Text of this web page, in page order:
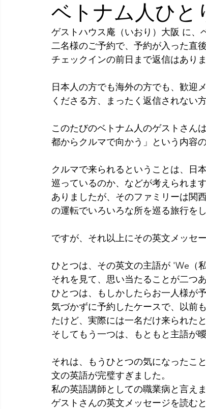
Yokohama 古市古墳群 鼓いちじく
ベトナム人ひと
ゲストハウス庵（いおり）大阪 に、
二名様のご予約で、予約が入った直
チェックインの前日まで返信はあり
日本人の方でも海外の方でも、歓迎
くださる方、まったく返信されない
このたびのベトナム人のゲストさん
都からクルマで向かう」という内容
クルマで来られるということは、日
巡っているのか、などが考えられま
ありましたが、そのファミリーは関
の運転でいろいろな所を巡る旅行をし
ですが、それ以上にその英文メッセ
ひとつは、その英文の主語が 'We（
それを見て、思い当たることが二つあ
ひとつは、もしかしたらお一人様が
気づかずに予約したケースで、以前
たけど、実際には一名だけ来られた
そしてもう一つは、もともと主語が
それは、もうひとつの気になったこ
文の英語が完璧すぎました。
私の英語講師としての職業病と言え
ゲストさんの英文メッセージを読む